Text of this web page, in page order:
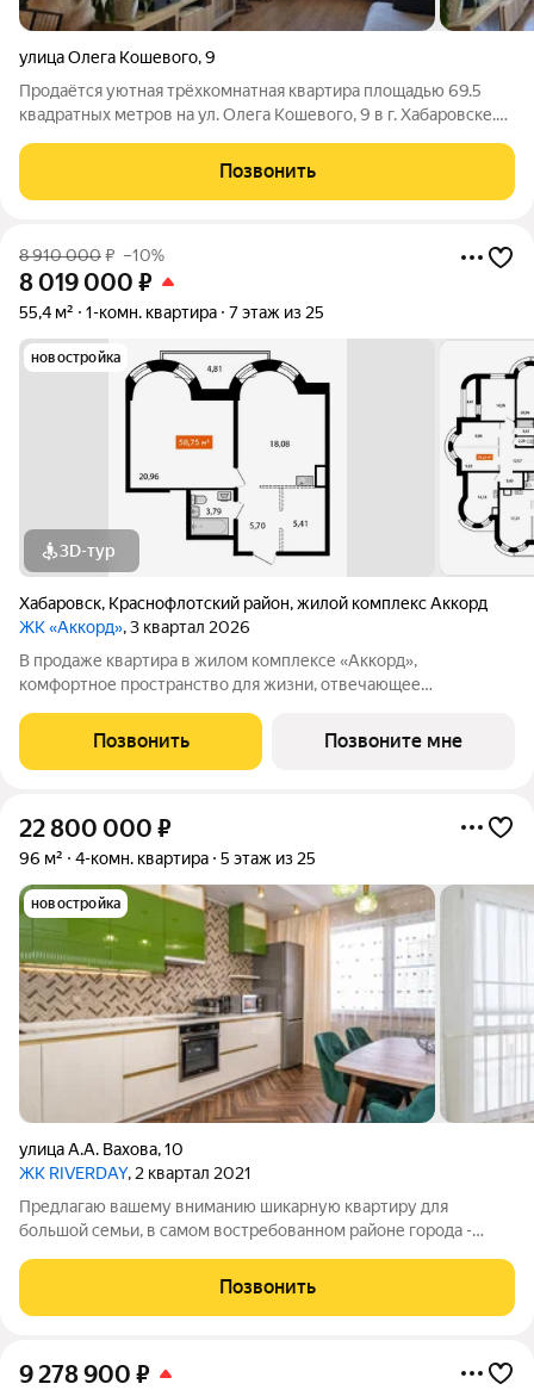
улица Олега Кошевого,9
Продаётся уютная трёхкомнатная квартира площадью 69.5
квадратных метров на ул. Олега Кошевого, 9 в г. Хабаровске.
панельного дома, построенного в 2005 году. Просторная
планировка включает три
Позвонить
8 910 000₽ –10%
8 019 000 ₽
55,4 м² 1-комн. квартира 7 этаж из 25
новостройка
3D-тур
Хабаровск, Краснофлотский район,жилой комплекс Аккорд
ЖК «Аккорд», 3 квартал 2026
В продаже квартира в жилом комплексе «Аккорд»,
комфортное пространство для жизни, отвечающее
территории комплекса продуман трехуровневый паркинг на
120 машиномест. Для жителей и гостей комплекса
Позвонить Позвоните мне
22 800 000 ₽
96 м² 4-комн. квартира 5 этаж из 25
новостройка
улица А.А. Вахова,10
ЖК RIVERDAY, 2 квартал 2021
Предлагаю вашему вниманию шикарную квартиру для
большой семьи, в самом востребованном районе города -
комнаты, родительская спальня, гостиная, большая
изолированная кухня, гардеробная, 2
Позвонить
9 278 900 ₽